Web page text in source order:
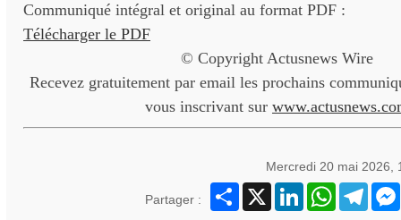
Communiqué intégral et original au format PDF :
Télécharger le PDF
© Copyright Actusnews Wire
Recevez gratuitement par email les prochains
vous inscrivant sur
Mercredi 20 mai 2026,
Partager :
Partager
X LinkedInWhatsApp